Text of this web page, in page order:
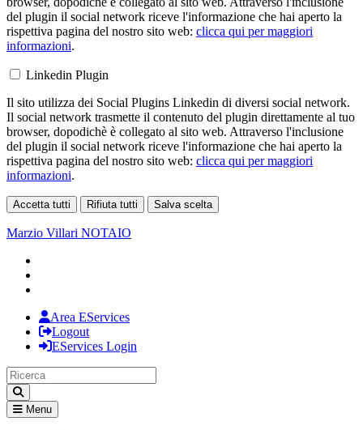
del plugin il social network riceve l'informazione che hai aperto la
rispettiva pagina del nostro sito web: clicca qui per maggiori
informazioni.
Linkedin Plugin
Il sito utilizza dei Social Plugins Linkedin di diversi social network.
Il social network trasmette il contenuto del plugin direttamente al tuo
browser, dopodichè è collegato al sito web. Attraverso l'inclusione
del plugin il social network riceve l'informazione che hai aperto la
rispettiva pagina del nostro sito web: clicca qui per maggiori
informazioni.
Accetta tutti Rifiuta tutti Salva scelta
Marzio Villari NOTAIO
Area EServices
Logout
EServices Login
Menu